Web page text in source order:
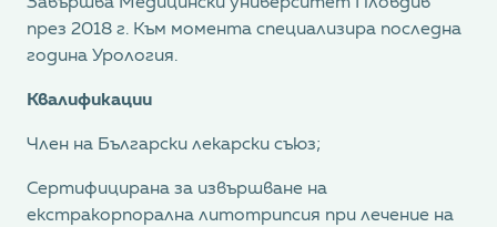
през 2018 г. Към момента специализира последна
година Урология.
Квалификации
Член на Български лекарски съюз;
Сертифицирана за извършване на
екстракорпорална литотрипсия при лечение на